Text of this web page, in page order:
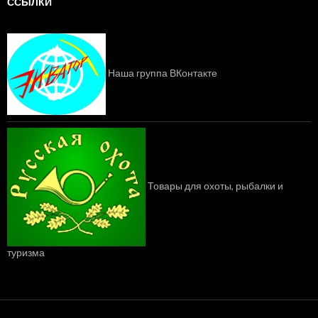
Наша группа ВКонтакте
Товары для охоты, рыбалки и
туризма